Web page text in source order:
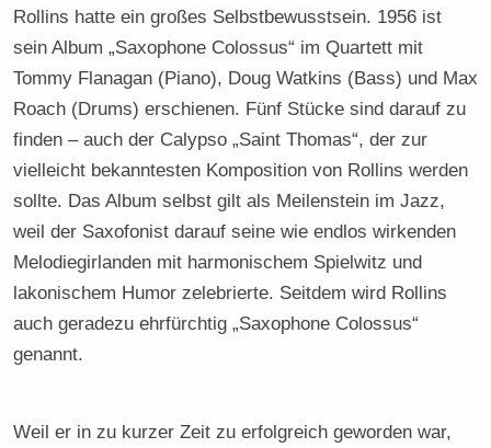
Rollins hatte ein großes Selbstbewusstsein. 1956 ist
sein Album „Saxophone Colossus“ im Quartett mit
Tommy Flanagan (Piano), Doug Watkins (Bass) und Max
Roach (Drums) erschienen. Fünf Stücke sind darauf zu
finden – auch der Calypso „Saint Thomas“, der zur
vielleicht bekanntesten Komposition von Rollins werden
sollte. Das Album selbst gilt als Meilenstein im Jazz,
weil der Saxofonist darauf seine wie endlos wirkenden
Melodiegirlanden mit harmonischem Spielwitz und
lakonischem Humor zelebrierte. Seitdem wird Rollins
auch geradezu ehrfürchtig „Saxophone Colossus“
genannt.
Weil er in zu kurzer Zeit zu erfolgreich geworden war,